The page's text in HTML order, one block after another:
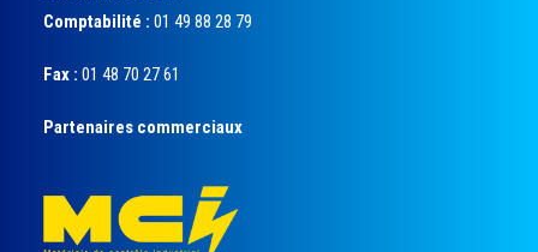
Comptabilité : 01 49 88 28 79
Fax : 01 48 70 27 61
Partenaires commerciaux